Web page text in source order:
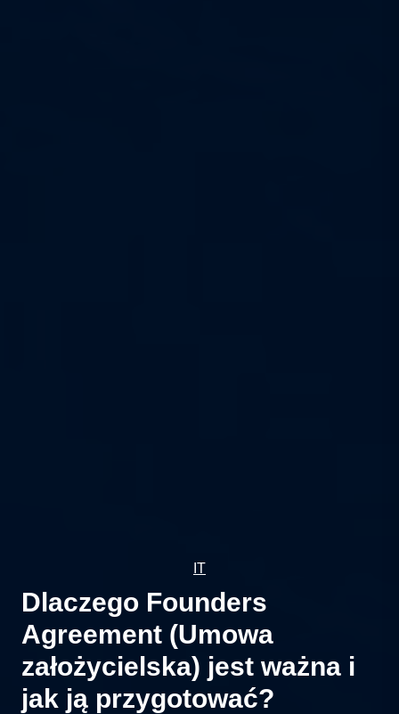
IT
Dlaczego Founders
Agreement (Umowa
założycielska) jest ważna i
jak ją przygotować?